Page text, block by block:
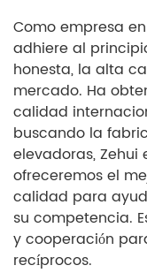
Como empresa
adhiere al
honesta, la alta
mercado. Ha
calidad
buscando la
elevadoras, Zehui
ofreceremos el
calidad para
su competencia.
y cooperación
recíprocos.